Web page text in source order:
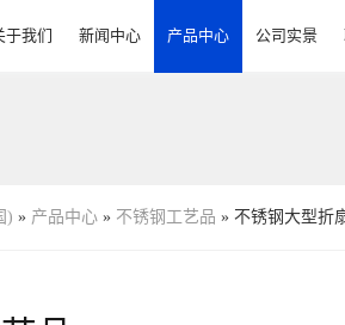
于我们 新闻中心 产品中心 公司实景
) » 产品中心 » 不锈钢工艺品 » 不锈钢大型折